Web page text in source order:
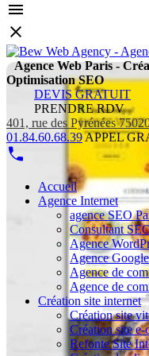
Agence Web Paris -
Optimisation SEO
DEVIS GRATUIT
PRENDRE RDV
401, rue des Pyrénées
01.84.60.68.39APPEL
Accueil
Agence Internet
agence SEO
Consultant
Agence
Agence
Agence de
Agence de
Création site internet
Création site
Création site e-
Refonte Site